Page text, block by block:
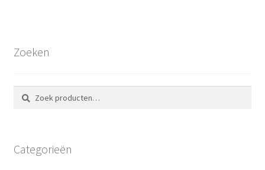
Zoeken
Zoeken
naar:
Zoeken
Categorieën